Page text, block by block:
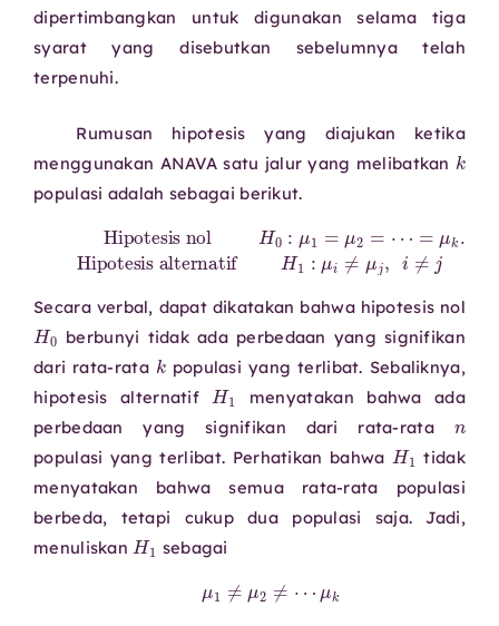
dipertimbangkan untuk digunakan selama tiga
syarat yang disebutkan sebelumnya telah
terpenuhi.
Rumusan hipotesis yang diajukan ketika
menggunakan ANAVA satu jalur yang melibatkan
populasi adalah sebagai berikut.
Hipotesis nol 1=μ 2 =⋯ μk
Hipotesis alternatif 1:μ ≠ μj j
Secara verbal, dapat dikatakan bahwa hipotesis nol
0
berbunyi tidak ada perbedaan yang signifikan
dari rata-rata
populasi yang terlibat. Sebaliknya,
hipotesis alternatif
menyatakan bahwa ada
perbedaan yang signifikan dari rata-rata
populasi yang terlibat. Perhatikan bahwa
H 1
tidak
menyatakan bahwa semua rata-rata populasi
berbeda, tetapi cukup dua populasi saja. Jadi,
menuliskan
H
sebagai
μ1≠μ ≠⋯ k